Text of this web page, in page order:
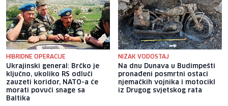
HIBRIDNE OPERACIJE
Ukrajinski general: Brčko je
ključno, ukoliko RS odluči
zauzeti koridor, NATO-a će
morati povući snage sa
Baltika
NIZAK VODOSTAJ
Na dnu Dunava u Budimpešti
pronađeni posmrtni ostaci
njemačkih vojnika i motocikl
iz Drugog svjetskog rata